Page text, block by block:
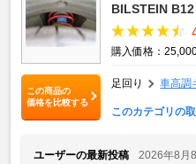
この商品の
価格を比較する
BILSTEIN
購入価格：
足回り 車高調
このカテゴリの
ユーザーの最新投稿
2026年8月